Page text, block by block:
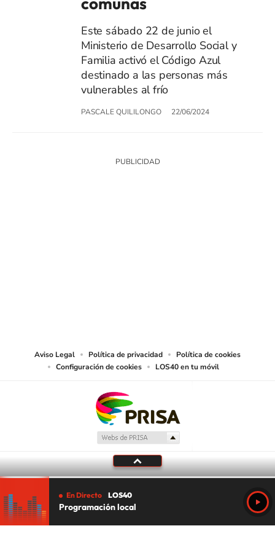
Este sábado 22 de junio el
Ministerio de Desarrollo Social y
Familia activó el Código Azul
destinado a las personas más
vulnerables al frío
PASCALE QUILILONGO 22/06/2024
Aviso Legal Política de privacidad
Política de cookies
Configuración de cookies
LOS40 en tu móvil
En Directo LOS40
Programación local